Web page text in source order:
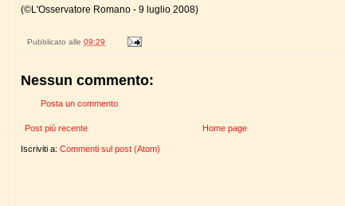
(©L'Osservatore Romano - 9 luglio 2008)
Pubblicato alle 09:29
Nessun commento:
Posta un commento
Post più recente Home page
Iscriviti a: Commenti sul post (Atom)